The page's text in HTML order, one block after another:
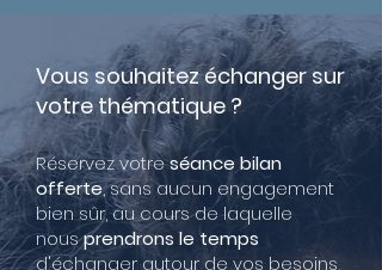
Vous souhaitez échanger sur
votre thématique ?
Réservez votreséance bilan
offerte, sans aucun engagement
bien sûr, au cours de laquelle
nousprendrons le temps
d'échanger autour de vos besoins,